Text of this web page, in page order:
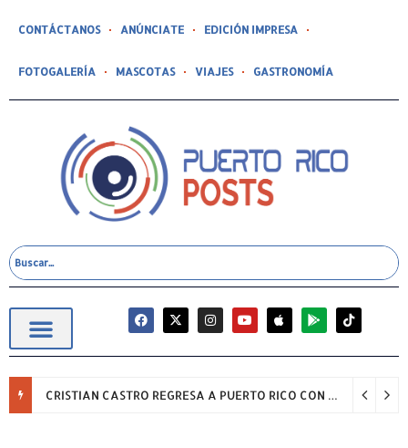
CONTÁCTANOS ANÚNCIATE EDICIÓN IMPRESA
FOTOGALERÍA MASCOTAS VIAJES GASTRONOMÍA
CRISTIAN CASTRO REGRESA A PUERTO RICO CON SU GIRA “NADA, SOLO ÉXITOS”